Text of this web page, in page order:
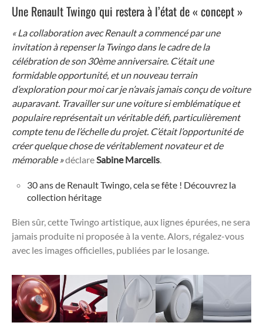
Une Renault Twingo qui restera à l’état de « concept »
« La collaboration avec Renault a commencé par une
invitation à repenser la Twingo dans le cadre de la
célébration de son 30ème anniversaire. C’était une
formidable opportunité, et un nouveau terrain
d’exploration pour moi car je n’avais jamais conçu de voiture
auparavant. Travailler sur une voiture si emblématique et
populaire représentait un véritable défi, particulièrement
compte tenu de l’échelle du projet. C’était l’opportunité de
créer quelque chose de véritablement novateur et de
mémorable »déclareSabine Marcelis.
30 ans de Renault Twingo, cela se fête ! Découvrez la
collection héritage
Bien sûr, cette Twingo artistique, aux lignes épurées, ne sera
jamais produite ni proposée à la vente. Alors, régalez-vous
avec les images officielles, publiées par le losange.